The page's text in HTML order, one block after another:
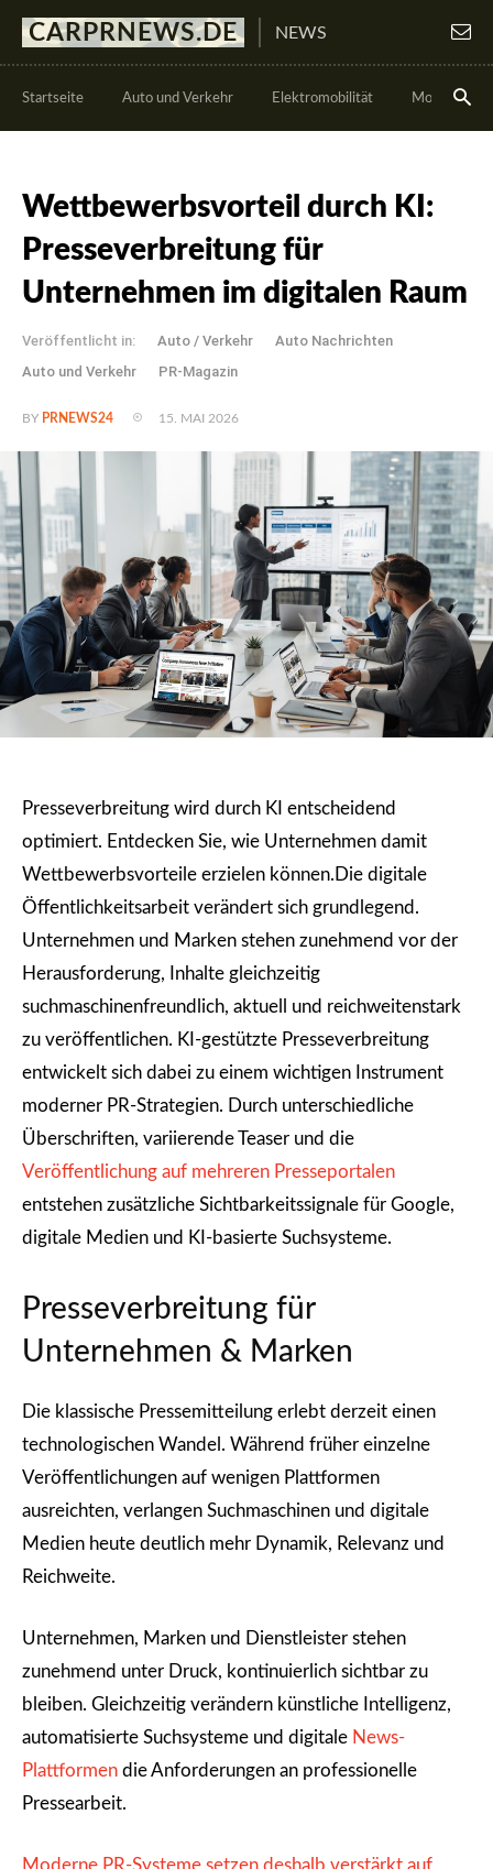
CARPRNEWS.DE NEWS
Startseite Auto und Verkehr Elektromobilität Motorsport
Wettbewerbsvorteil durch KI:
Presseverbreitung für
Unternehmen im digitalen Raum
Veröffentlicht in: Auto / Verkehr
Auto Nachrichten
Auto und Verkehr
PR-Magazin
BY PRNEWS24 15. MAI 2026
Presseverbreitung wird durch KI entscheidend
optimiert. Entdecken Sie, wie Unternehmen damit
Wettbewerbsvorteile erzielen können.Die digitale
Öffentlichkeitsarbeit verändert sich grundlegend.
Unternehmen und Marken stehen zunehmend vor der
Herausforderung, Inhalte gleichzeitig
suchmaschinenfreundlich, aktuell und reichweitenstark
zu veröffentlichen. KI-gestützte Presseverbreitung
entwickelt sich dabei zu einem wichtigen Instrument
moderner PR-Strategien. Durch unterschiedliche
Überschriften, variierende Teaser und die
Veröffentlichung auf mehreren Presseportalen
entstehen zusätzliche Sichtbarkeitssignale für Google,
digitale Medien und KI-basierte Suchsysteme.
Presseverbreitung für
Unternehmen & Marken
Die klassische Pressemitteilung erlebt derzeit einen
technologischen Wandel. Während früher einzelne
Veröffentlichungen auf wenigen Plattformen
ausreichten, verlangen Suchmaschinen und digitale
Medien heute deutlich mehr Dynamik, Relevanz und
Reichweite.
Unternehmen, Marken und Dienstleister stehen
zunehmend unter Druck, kontinuierlich sichtbar zu
bleiben. Gleichzeitig verändern künstliche Intelligenz,
automatisierte Suchsysteme und digitale News-
Plattformen die Anforderungen an professionelle
Pressearbeit.
Moderne PR-Systeme setzen deshalb verstärkt auf